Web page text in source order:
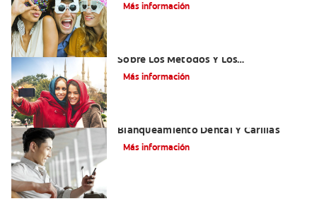
Más información
Sobre Los Métodos Y Los
Procedimientos Del Adhesivo Dental
Más información
Blanqueamiento Dental Y Carillas
Más información